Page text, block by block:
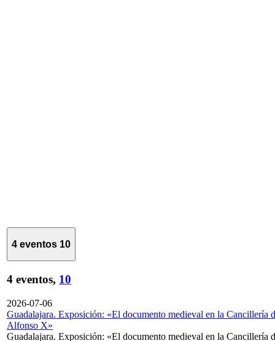
4 eventos 10
4 eventos, 10
2026-07-06
Guadalajara. Exposición: «El documento medieval en la Cancillería
Alfonso X»
Guadalajara. Exposición: «El documento medieval en la Cancillería